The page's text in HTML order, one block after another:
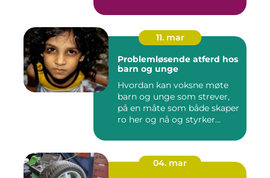
11. mar
Problemløsende atferd hos
barn og unge
Hvordan kan voksne møte
barn og unge som strever,
på en måte som både skaper
ro her og nå og styrker...
04. mar